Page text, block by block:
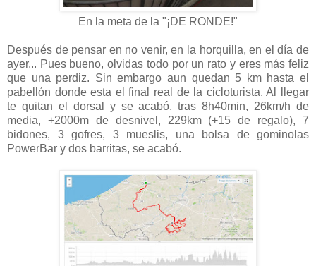
En la meta de la "¡DE RONDE!"
Después de pensar en no venir, en la horquilla, en el día de
ayer... Pues bueno, olvidas todo por un rato y eres más feliz
que una perdiz. Sin embargo aun quedan 5 km hasta el
pabellón donde esta el final real de la cicloturista. Al llegar
te quitan el dorsal y se acabó, tras 8h40min, 26km/h de
media, +2000m de desnivel, 229km (+15 de regalo), 7
bidones, 3 gofres, 3 mueslis, una bolsa de gominolas
PowerBar y dos barritas, se acabó.